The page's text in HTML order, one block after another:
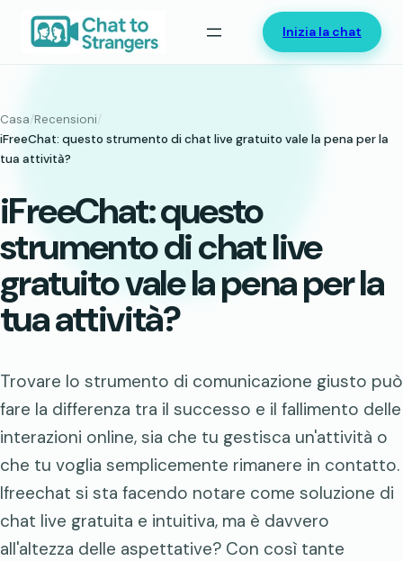
contenuto
Inizia la chat
Casa/Recensioni/
iFreeChat: questo strumento di chat live gratuito vale la pena per la
tua attività?
iFreeChat: questo
strumento di chat live
gratuito vale la pena per la
tua attività?
Trovare lo strumento di comunicazione giusto può
fare la differenza tra il successo e il fallimento delle
interazioni online, sia che tu gestisca un'attività o
che tu voglia semplicemente rimanere in contatto.
Ifreechat si sta facendo notare come soluzione di
chat live gratuita e intuitiva, ma è davvero
all'altezza delle aspettative? Con così tante